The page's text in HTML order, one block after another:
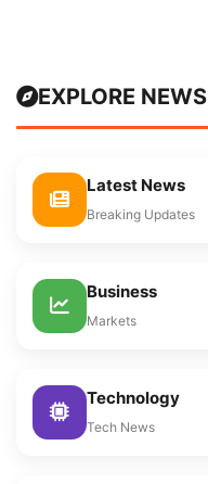
EXPLORE NEWS
Latest News
Breaking Updates
Business
Markets
Technology
Tech News